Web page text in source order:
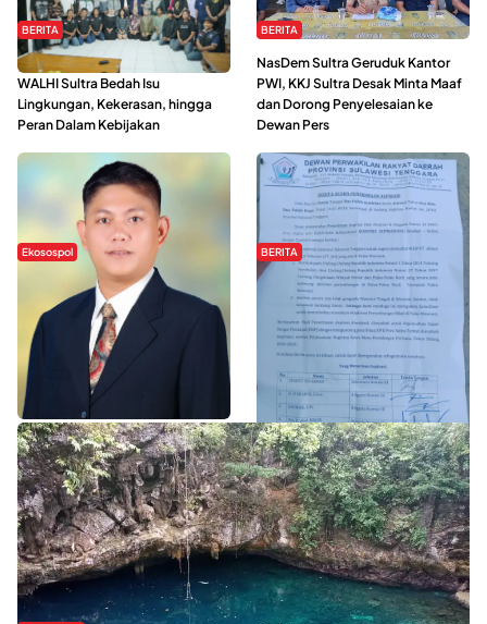
BERITA
Refleksi Gerakan Perempuan,
WALHI Sultra Bedah Isu
Lingkungan, Kekerasan, hingga
Peran Dalam Kebijakan
BERITA
NasDem Sultra Geruduk Kantor
PWI, KKJ Sultra Desak Minta Maaf
dan Dorong Penyelesaian ke
Dewan Pers
Ekosospol
Slogan Pemberdayaan Lokal
Dinilai Hanya Pemanis, Tokoh
Pemuda Wilalang Kritik Dominasi
Orang Luar
BERITA
Hipmawani Bersama DPRD Sultra
Sepakati RDP Perihal IUP
Pertambangan di Pulau Wawonii
WISATA SULTRA >>